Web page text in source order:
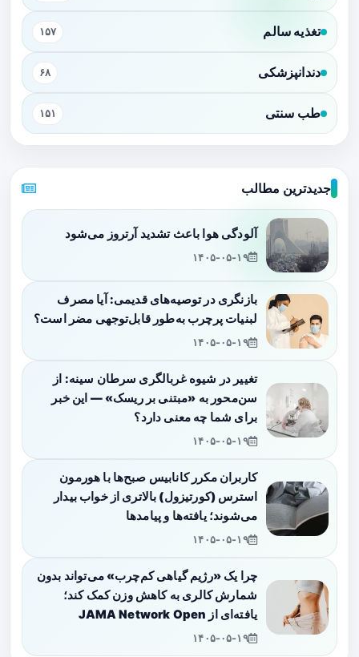
تغذیه سالم ۱۵۷
دندانپزشکی ۶۸
طب سنتی ۱۵۱
جدیدترین مطالب
آلودگی هوا باعث تشدید آرتروز می‌شود
۱۴۰۵-۰۵-۱۹
بازنگری در توصیه‌های قدیمی: آیا مصرف
لبنیات پرچرب به‌طور قابل‌توجهی مضر است؟
۱۴۰۵-۰۵-۱۹
تغییر در شیوه غربالگری سرطان سینه: از
سن‌محور به «مبتنی بر ریسک» — این خبر
برای شما چه معنی دارد؟
۱۴۰۵-۰۵-۱۹
کاربران مکرر کانابیس صبح‌ها با هورمون
استرس (کورتیزول) بالاتری از خواب بیدار
می‌شوند؛ یافته‌ها و پیامدها
۱۴۰۵-۰۵-۱۹
چرا یک «رژیم گیاهی کم‌چرب» می‌تواند بدون
شمارش کالری به کاهش وزن کمک کند؛
یافته‌ای از JAMA Network Open
۱۴۰۵-۰۵-۱۹